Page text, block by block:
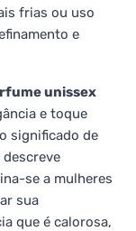
frias ou uso
e
unissex
e toque
significado de
se a mulheres
sua
que é calorosa,